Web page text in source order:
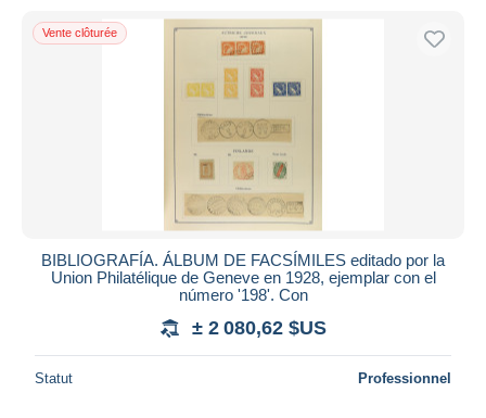
Vente clôturée
BIBLIOGRAFÍA. ÁLBUM DE FACSÍMILES editado por la
Union Philatélique de Geneve en 1928, ejemplar con el
número '198'. Con
± 2 080,62 $US
Statut Professionnel